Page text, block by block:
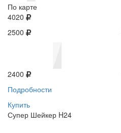
По карте
4020
2500
2400
Подробности
Купить
Супер Шейкер H24